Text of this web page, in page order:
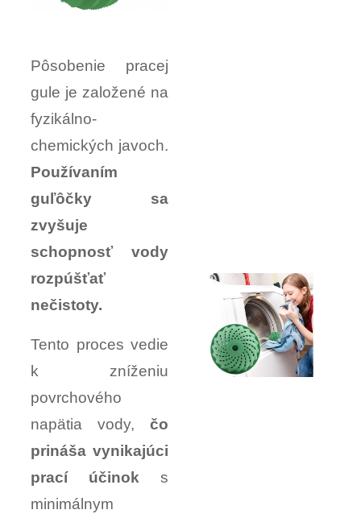
Pôsobenie pracej
gule je založené na
fyzikálno-
chemických javoch.
Používaním
guľôčky sa
zvyšuje
schopnosť vody
rozpúšťať
nečistoty.
Tento proces vedie
k zníženiu
povrchového
napätia vody, čo
prináša vynikajúci
prací účinok s
minimálnym